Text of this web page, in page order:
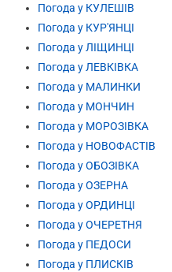
Погода у КУЛЕШІВ
Погода у КУР'ЯНЦІ
Погода у ЛІЩИНЦІ
Погода у ЛЕВКІВКА
Погода у МАЛИНКИ
Погода у МОНЧИН
Погода у МОРОЗІВКА
Погода у НОВОФАСТІВ
Погода у ОБОЗІВКА
Погода у ОЗЕРНА
Погода у ОРДИНЦІ
Погода у ОЧЕРЕТНЯ
Погода у ПЕДОСИ
Погода у ПЛИСКІВ